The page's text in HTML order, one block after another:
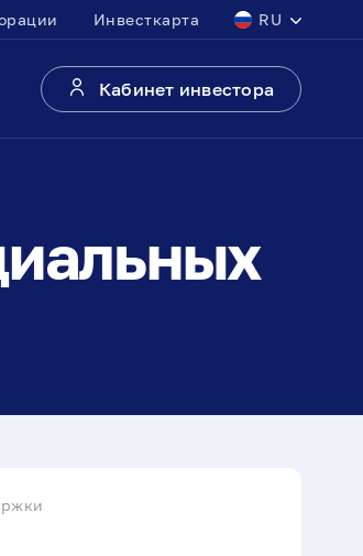
Инвесткарта RU
Кабинет инвестора